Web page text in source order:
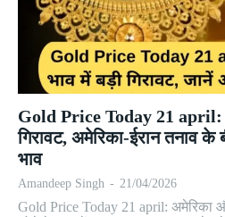
Gold Price Today 21
गिरावट, अमेरिका-ईरान तनाव
भाव
Amandeep Singh - 21/04/2026
Gold Price Today 21 april: अमेरिका